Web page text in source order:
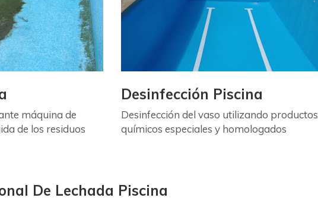
máquina de
de los residuos
Desinfección Piscina
Desinfección del vaso utilizando productos
químicos especiales y homologados
De Lechada Piscina